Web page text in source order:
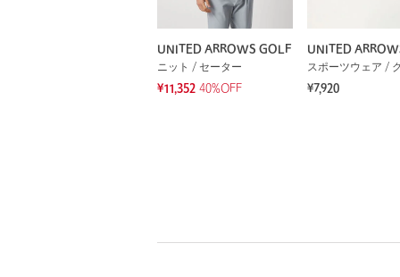
UNITED ARROWS GOLF
ニット / セーター
¥11,352 40%OFF
UNITED
スポーツウェア /
¥7,920